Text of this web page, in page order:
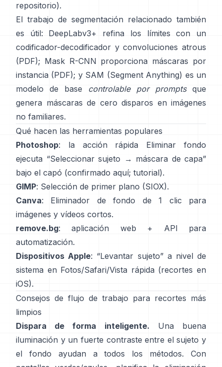
repositorio).
El trabajo de segmentación relacionado también
es útil:
DeepLabv3+ refina los límites con un
codificador-decodificador y convoluciones atrous
(PDF); Mask R-CNN proporciona máscaras por
instancia (PDF); y SAM (Segment Anything) es un
modelo de base controlable por promptsque
genera máscaras de cero disparos en imágenes
no familiares.
Qué hacen las herramientas populares
Photoshop: la acción rápida Eliminar fondo
ejecuta “Seleccionar sujeto → máscara de capa”
bajo el capó (confirmado aquí; tutorial).
GIMP: Selección de primer plano (SIOX).
Canva: Eliminador de fondo de 1 clic para
imágenes y vídeos cortos.
remove.bg: aplicación web + API para
automatización.
Dispositivos Apple: “Levantar sujeto” a nivel de
sistema en Fotos/Safari/Vista rápida (recortes en
iOS).
Consejos de flujo de trabajo para recortes más
limpios
Dispara de forma inteligente. Una buena
iluminación y un fuerte contraste entre el sujeto y
el fondo ayudan a todos los métodos. Con